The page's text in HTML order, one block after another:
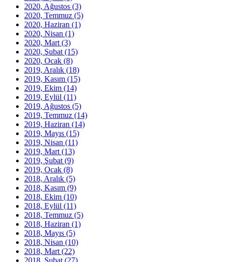
2020, Ağustos (3)
2020, Temmuz (5)
2020, Haziran (1)
2020, Nisan (1)
2020, Mart (3)
2020, Şubat (15)
2020, Ocak (8)
2019, Aralık (18)
2019, Kasım (15)
2019, Ekim (14)
2019, Eylül (11)
2019, Ağustos (5)
2019, Temmuz (14)
2019, Haziran (14)
2019, Mayıs (15)
2019, Nisan (11)
2019, Mart (13)
2019, Şubat (9)
2019, Ocak (8)
2018, Aralık (5)
2018, Kasım (9)
2018, Ekim (10)
2018, Eylül (11)
2018, Temmuz (5)
2018, Haziran (1)
2018, Mayıs (5)
2018, Nisan (10)
2018, Mart (22)